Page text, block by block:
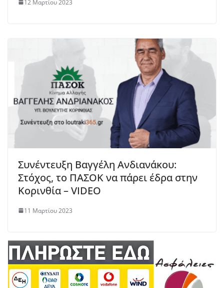
12 Μαρτίου 2023
Συνέντευξη Βαγγέλη Ανδιανάκου:
Στόχος, το ΠΑΣΟΚ να πάρει έδρα στην
Κορινθία – VIDEO
11 Μαρτίου 2023